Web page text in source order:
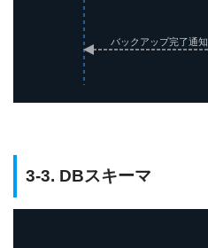
バックアップ完了通知
3-3. DBスキーマ